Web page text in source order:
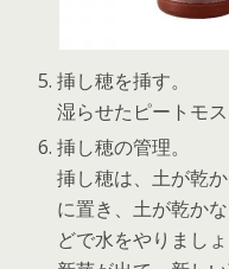
挿し穂を挿す。
湿らせたピートモ
挿し穂の管理。
挿し穂は、土が乾
に置き、土が乾か
どで水をやりましょ